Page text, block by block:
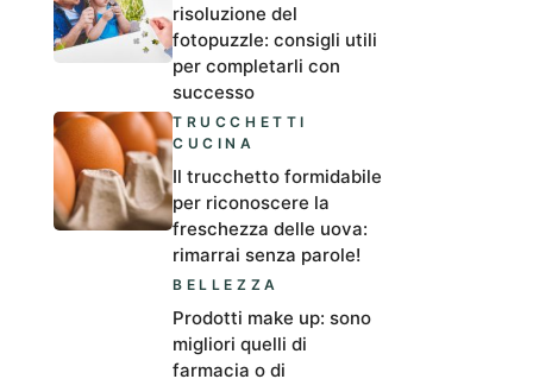
risoluzione del
fotopuzzle: consigli utili
per completarli con
successo
TRUCCHETTI
CUCINA
Il trucchetto formidabile
per riconoscere la
freschezza delle uova:
rimarrai senza parole!
BELLEZZA
Prodotti make up: sono
migliori quelli di
farmacia o di